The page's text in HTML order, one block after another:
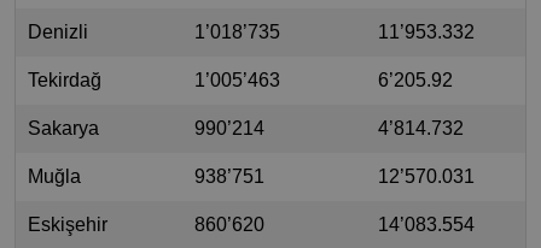
Denizli 1’018’735 11’953.332
Tekirdağ 1’005’463 6’205.92
Sakarya 990’214 4’814.732
Muğla 938’751 12’570.031
Eskişehir 860’620 14’083.554